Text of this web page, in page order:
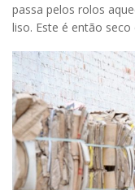
passa pelos rolos
liso. Este é então